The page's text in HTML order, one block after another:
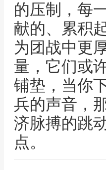
的压制，每
献的、累积
为团战中更
量，它们或
铺垫，当你
兵的声音，
济脉搏的跳
点。